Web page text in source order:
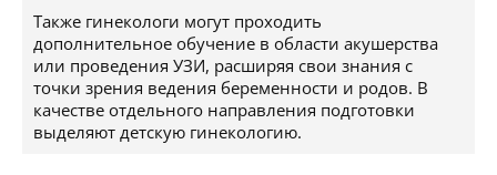
Также гинекологи могут проходить
дополнительное обучение в области акушерства
или проведения УЗИ, расширяя свои знания с
точки зрения ведения беременности и родов. В
качестве отдельного направления подготовки
выделяют детскую гинекологию.